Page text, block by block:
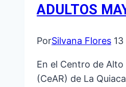
ADULTOS
PorSilvana Flores
En el Centro de
(CeAR) de La